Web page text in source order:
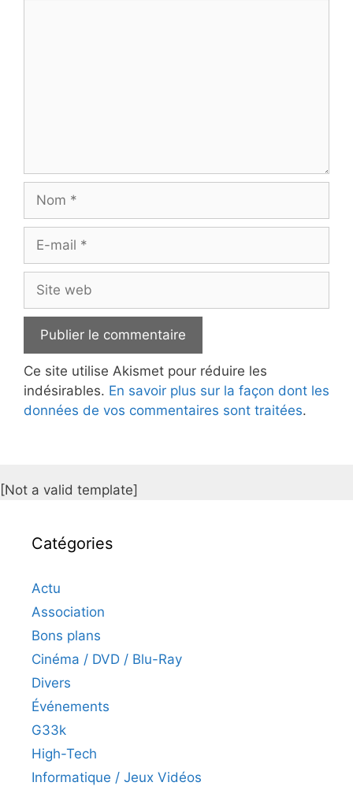
Nom
Site
web
Ce site utilise Akismet pour réduire les
indésirables. En savoir plus sur la façon dont les
données de vos commentaires sont traitées.
[Not a valid template]
Catégories
Actu
Association
Bons plans
Cinéma / DVD / Blu-Ray
Divers
Événements
G33k
High-Tech
Informatique / Jeux Vidéos